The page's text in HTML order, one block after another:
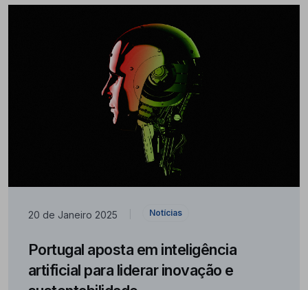
20 de Janeiro 2025 Notícias
Portugal aposta em inteligência
artificial para liderar inovação e